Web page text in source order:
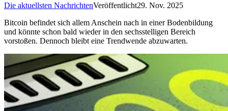
Die aktuellsten NachrichtenVeröffentlicht29. Nov. 2025
Bitcoin befindet sich allem Anschein nach in einer Bodenbildung
und könnte schon bald wieder in den sechsstelligen Bereich
vorstoßen. Dennoch bleibt eine Trendwende abzuwarten.